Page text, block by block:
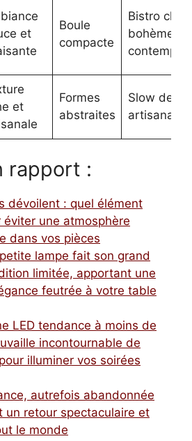
et
Boule
compacte
Bistro chic,
bohème
et
Formes
abstraites
Slow
artisanal
rapport :
dévoilent : quel élément
éviter une atmosphère
dans vos pièces
lampe fait son grand
limitée, apportant une
feutrée à votre table
LED tendance à moins de
incontournable de
illuminer vos soirées
autrefois abandonnée
un retour spectaculaire et
le monde